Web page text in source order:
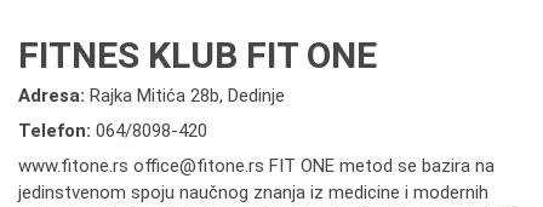
FITNES KLUB FIT ONE
Adresa: Rajka Mitića 28b, Dedinje
Telefon: 064/8098-420
www.fitone.rs office@fitone.rs FIT ONE metod se bazira na
jedinstvenom spoju naučnog znanja iz medicine i modernih